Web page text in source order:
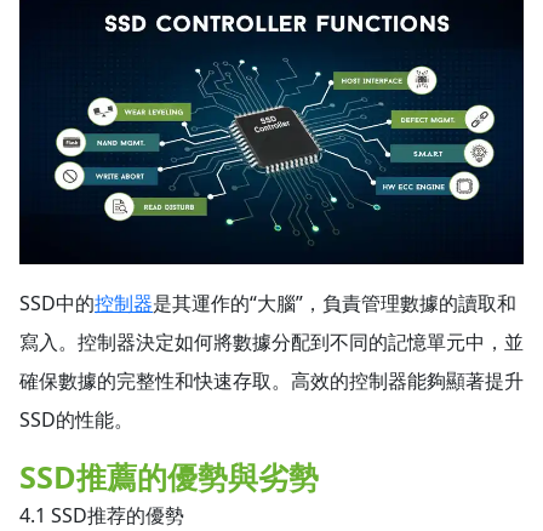
SSD中的控制器是其運作的“大腦”，負責管理數據的讀取和
寫入。控制器決定如何將數據分配到不同的記憶單元中，並
確保數據的完整性和快速存取。高效的控制器能夠顯著提升
SSD的性能。
SSD推薦的優勢與劣勢
4.1 SSD推荐的優勢